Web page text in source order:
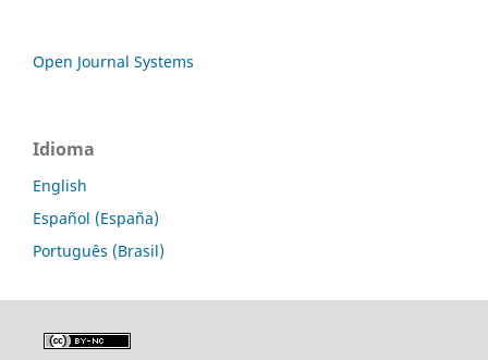
Open Journal Systems
Idioma
English
Español (España)
Português (Brasil)